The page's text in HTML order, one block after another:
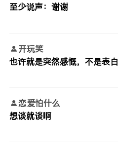
至少说声：谢谢
开玩笑
也许就是突然感慨，不是表白
恋爱怕什么
想谈就谈啊